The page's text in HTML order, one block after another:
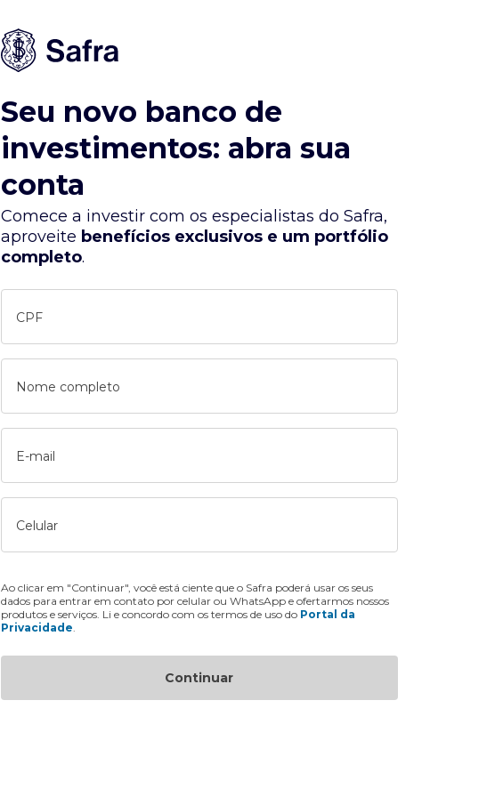
Seu novo banco de
investimentos: abra sua
conta
Comece a investir com os especialistas do Safra,
aproveite benefícios exclusivos e um portfólio
completo.
CPF
Nome completo
E-mail
Celular
Ao clicar em "Continuar", você está ciente que o Safra poderá usar os seus
dados para entrar em contato por celular ou WhatsApp e ofertarmos nossos
produtos e serviços. Li e concordo com os termos de uso do Portal da
Privacidade
Continuar